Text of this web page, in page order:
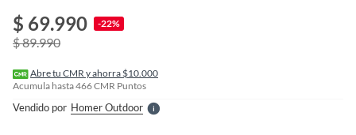
$ 69.990 -22%
$ 89.990
Abre tu CMR y ahorra $10.000
Acumula hasta466CMR Puntos
Vendido por Homer OutdoorS
l
l